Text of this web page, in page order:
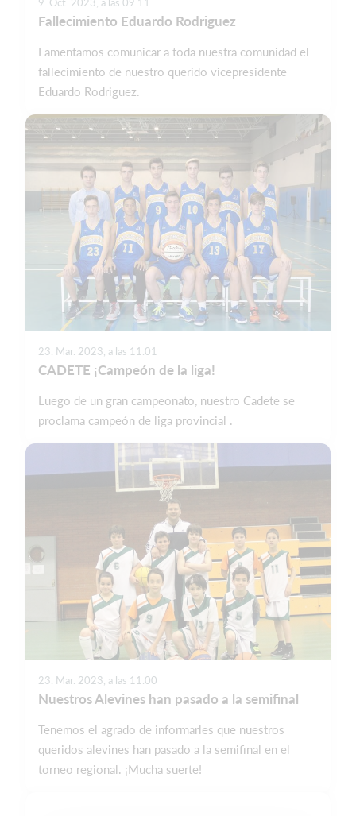
Fallecimiento Eduardo Rodriguez
Lamentamos comunicar a toda nuestra comunidad el
fallecimiento de nuestro querido vicepresidente
Eduardo Rodriguez.
23. Mar. 2023, a las 11.01
CADETE ¡Campeón de la liga!
Luego de un gran campeonato, nuestro Cadete se
proclama campeón de liga provincial .
23. Mar. 2023, a las 11.00
Nuestros Alevines han pasado a la semifinal
Tenemos el agrado de informarles que nuestros
queridos alevines han pasado a la semifinal en el
torneo regional. ¡Mucha suerte!